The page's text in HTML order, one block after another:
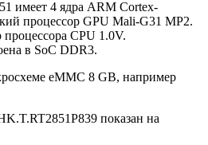
имеет 4 ядра ARM Cortex-
процессор GPU Mali-G31 MP2.
CPU 1.0V.
в SoC DDR3.
eMMC 8 GB, например
показан на